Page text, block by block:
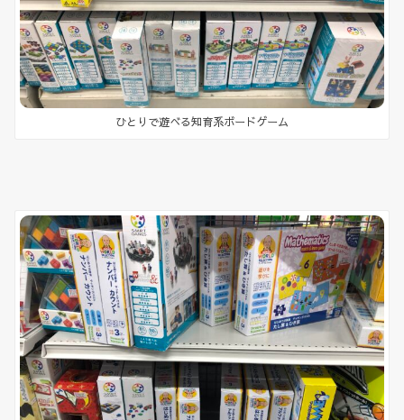
ひとりで遊べる知育系ボードゲーム